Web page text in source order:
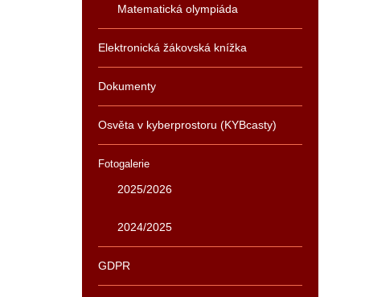
Matematická olympiáda
Elektronická žákovská knížka
Dokumenty
Osvěta v kyberprostoru (KYBcasty)
Fotogalerie
2025/2026
2024/2025
GDPR